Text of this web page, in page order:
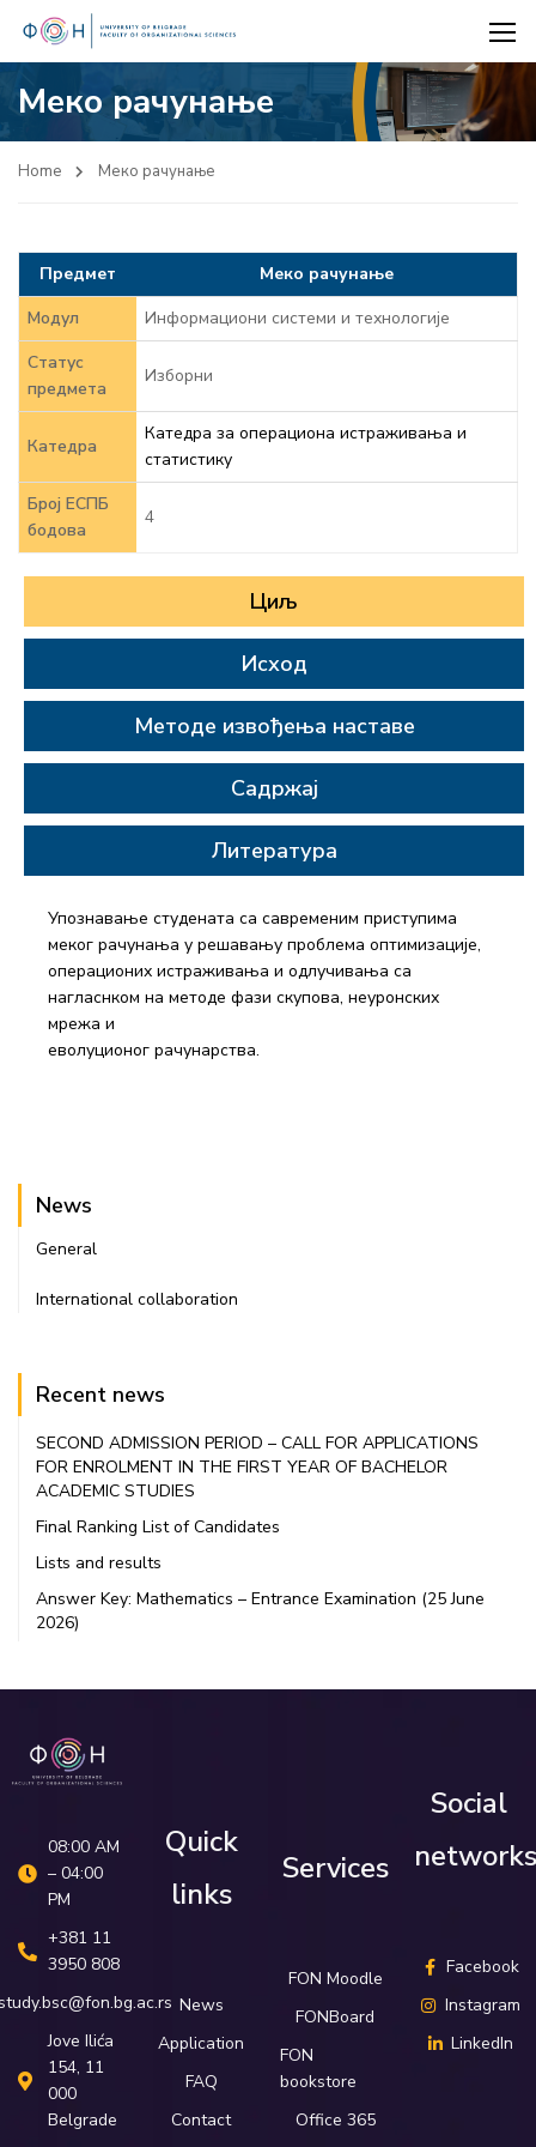
Меко рачунање
Home Меко рачунање
Предмет
Меко рачунање
Модул
Информациони системи и технологије
Статус
предмета
Изборни
Катедра
Катедра за операциона истраживања и
статистику
Број ЕСПБ
бодова
4
Циљ
Исход
Методе извођења наставе
Садржај
Литература
Упознавање студената са савременим приступима
меког рачунања у решавању проблема оптимизације,
операционих истраживања и одлучивања са
нагласнком на методе фази скупова, неуронских
мрежа и
еволуционог рачунарства.
News
General
International collaboration
Recent news
SECOND ADMISSION PERIOD – CALL FOR APPLICATIONS
FOR ENROLMENT IN THE FIRST YEAR OF BACHELOR
ACADEMIC STUDIES
Final Ranking List of Candidates
Lists and results
Answer Key: Mathematics – Entrance Examination (25 June
2026)
08:00 AM
– 04:00
PM
+381 11
3950 808
Јove Ilića
154, 11
000
Belgrade
Quick
links
News
Application
FAQ
Contact
Services
FON Moodle
FONBoard
FON
bookstore
Office 365
Social
networks
Facebook
Instagram
LinkedIn